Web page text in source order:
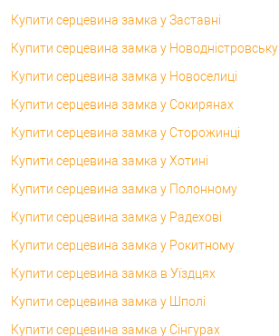
Купити серцевина замка у Заставні
Купити серцевина замка у Новодністровську
Купити серцевина замка у Новоселиці
Купити серцевина замка у Сокирянах
Купити серцевина замка у Сторожинці
Купити серцевина замка у Хотині
Купити серцевина замка у Полонному
Купити серцевина замка у Радехові
Купити серцевина замка у Рокитному
Купити серцевина замка в Уїздцях
Купити серцевина замка у Шполі
Купити серцевина замка у Сінгурах